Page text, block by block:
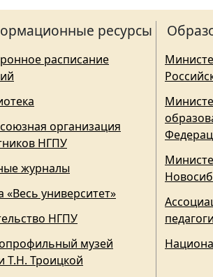
ресурсы
расписание
организация
НГПУ
журналы
«Весь университет»
НГПУ
музей
Т.Н. Троицкой